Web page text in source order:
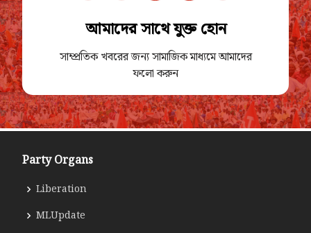
আমাদের সাথে যুক্ত হোন
সাম্প্রতিক খবরের জন্য সামাজিক মাধ্যমে আমাদের
ফলো করুন
Party Organs
Liberation
MLUpdate